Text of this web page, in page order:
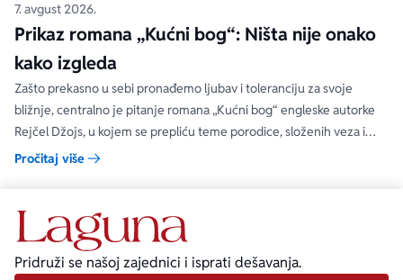
7. avgust 2026.
Prikaz romana „Kućni bog“: Ništa nije onako
kako izgleda
Zašto prekasno u sebi pronađemo ljubav i toleranciju za svoje
bližnje, centralno je pitanje romana „Kućni bog“ engleske autorke
Rejčel Džojs, u kojem se prepliću teme porodice, složenih veza i
umetnosti.
Pročitaj više
Pridruži se našoj zajednici i isprati dešavanja.